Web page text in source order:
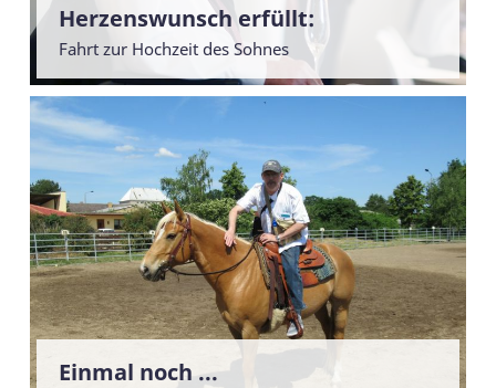
Herzenswunsch erfüllt:
Fahrt zur Hochzeit des Sohnes
Einmal noch ...